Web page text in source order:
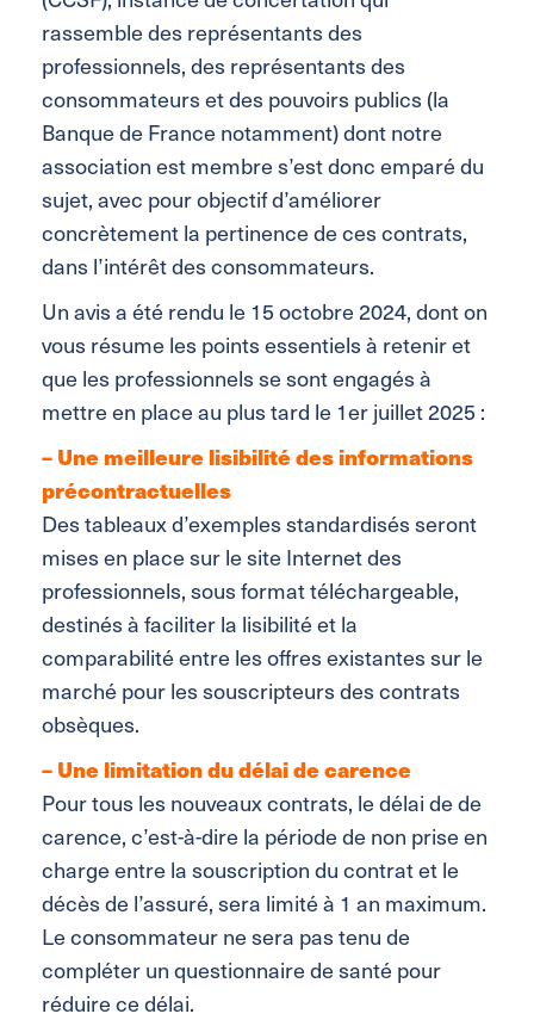
rassemble des représentants des
professionnels, des représentants des
consommateurs et des pouvoirs publics (la
Banque de France notamment) dont notre
association est membre s’est donc emparé du
sujet, avec pour objectif d’améliorer
concrètement la pertinence de ces contrats,
dans l’intérêt des consommateurs.
Un avis a été rendu le 15 octobre 2024, dont on
vous résume les points essentiels à retenir et
que les professionnels se sont engagés à
mettre en place au plus tard le 1er juillet 2025 :
–Unemeilleure lisibilité des informations
précontractuelles
Des tableaux d’exemples standardisés seront
mises en place sur le site Internet des
professionnels, sous format téléchargeable,
destinés à faciliter la lisibilité et la
comparabilité entre les offres existantes sur le
marché pour les souscripteurs des contrats
obsèques.
–Une limitation du délai de carence
Pour tous les nouveaux contrats, le délai de de
carence, c’est-à-dire la période de non prise en
charge entre la souscription du contrat et le
décès de l’assuré, sera limité à 1 an maximum.
Le consommateur ne sera pas tenu de
compléter un questionnaire de santé pour
réduire ce délai.